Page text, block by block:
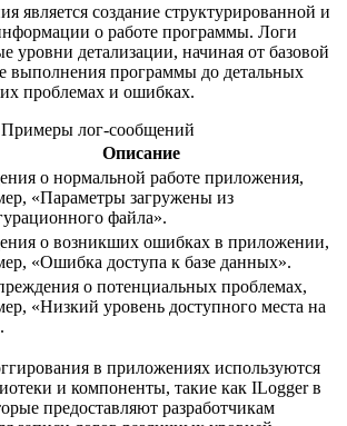
является создание структурированной и
о работе программы. Логи
уровни детализации, начиная от базовой
выполнения программы до детальных
проблемах и ошибках.
Примеры лог-сообщений
Описание
о нормальной работе приложения,
«Параметры загружены из
файла».
о возникших ошибках в приложении,
«Ошибка доступа к базе данных».
о потенциальных проблемах,
«Низкий уровень доступного места на
в приложениях используются
и компоненты, такие как ILogger в
предоставляют разработчикам